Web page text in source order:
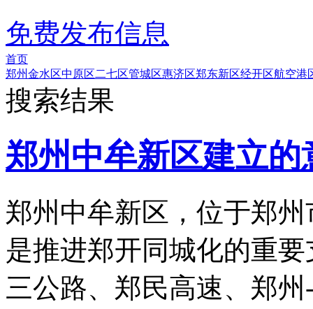
免费发布信息
首页
郑州金水区中原区二七区管城区惠济区郑东新区经开区航空港
搜索结果
郑州中牟新区建立的
郑州中牟新区，位于郑
是推进郑开同城化的重
三公路、郑民高速、郑